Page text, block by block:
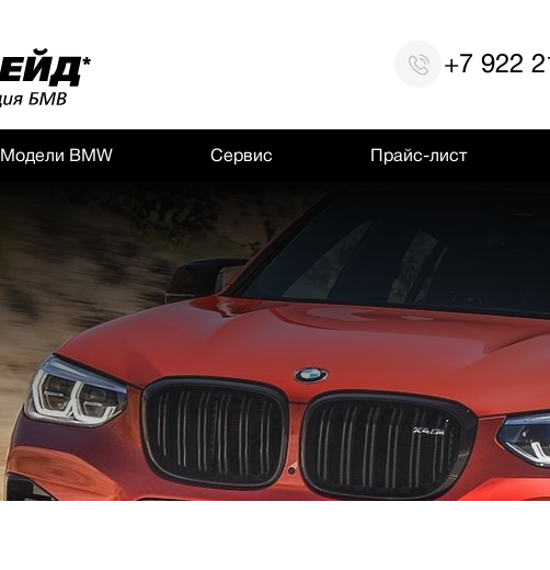
+7 922
Модели BMW Сервис Прайс-лист